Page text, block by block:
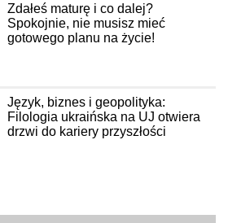
Zdałeś maturę i co dalej?
Spokojnie, nie musisz mieć
gotowego planu na życie!
Język, biznes i geopolityka:
Filologia ukraińska na UJ otwiera
drzwi do kariery przyszłości